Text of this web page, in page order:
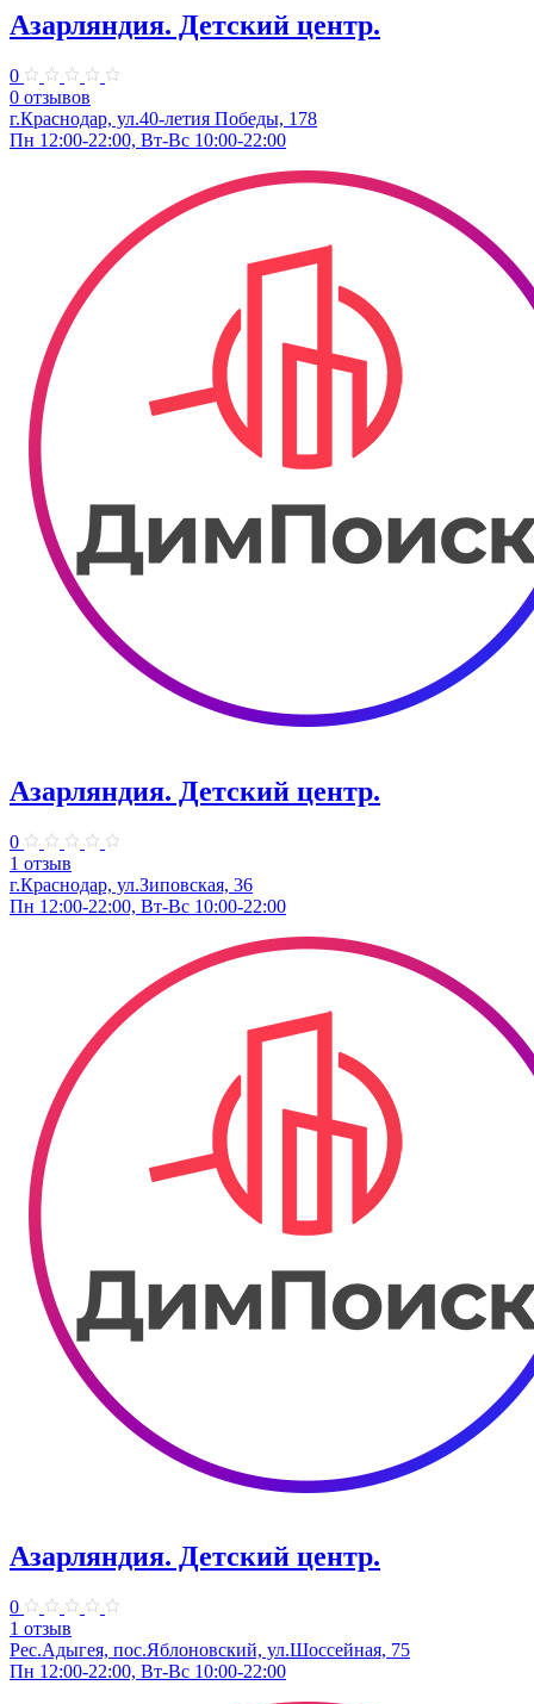
Азарляндия. ​Детский центр.
0
0 отзывов
г.Краснодар, ул.40-летия Победы, 178
Пн 12:00-22:00, Вт-Вс 10:00-22:00
Азарляндия. ​Детский центр.
0
1 отзыв
г.Краснодар, ул.Зиповская, 36
Пн 12:00-22:00, Вт-Вс 10:00-22:00
Азарляндия. ​Детский центр.
0
1 отзыв
Рес.Адыгея, пос.Яблоновский, ул.Шоссейная, 75
Пн 12:00-22:00, Вт-Вс 10:00-22:00